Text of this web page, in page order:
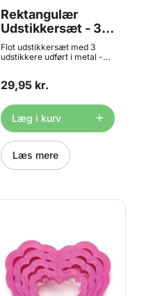
Rektangulær
Udstikkersæt - 3
dele, Patisse
Flot udstikkersæt med 3
udstikkere udført i metal -
fondant/marcipan. Sættet
bølget kant i 3 forskellige
størrelser. Måler ca. 4,5 x 2,5
x h 2 cm - 5,5 x 3,5 x h 2 cm
- 6,5 x 4,5 x h 2 cm.
Materiale: Rustfri stål Tåler
opvaskemaskine.
29,95 kr.
Læg i kurv
Læs mere